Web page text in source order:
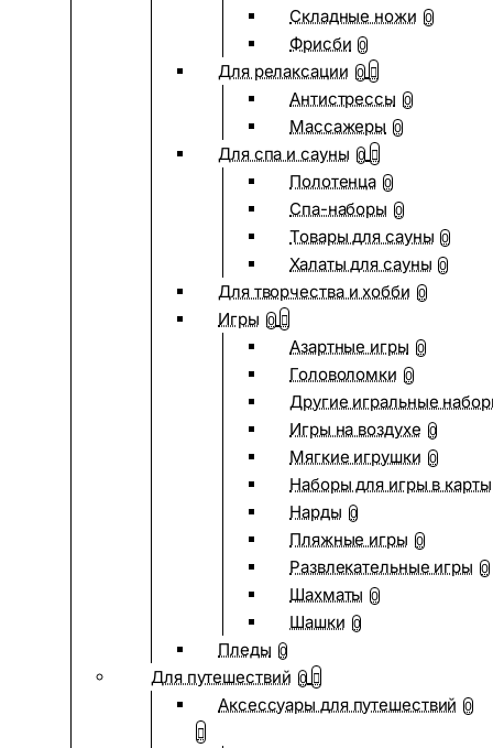
Складные ножи 0
Фрисби 0
Для релаксации 0
Антистрессы 0
Массажеры 0
Для спа и сауны 0
Полотенца 0
Спа-наборы 0
Товары для сауны 0
Халаты для сауны 0
Для творчества и хобби 0
Игры 0
Азартные игры 0
Головоломки 0
Другие игральные
Игры на воздухе 0
Мягкие игрушки 0
Наборы для игры в карты
Нарды 0
Пляжные игры 0
Развлекательные игры 0
Шахматы 0
Шашки 0
Пледы 0
Для путешествий 0
Аксессуары для путешествий 0